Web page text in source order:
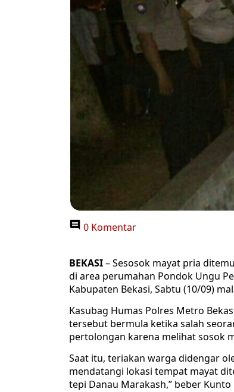
0 Komentar
BEKASI– Sesosok mayat pria
di area perumahan Pondok Ungu
Kabupaten Bekasi, Sabtu (10/09)
Kasubag Humas Polres Metro
tersebut bermula ketika salah
pertolongan karena melihat sosok
Saat itu, teriakan warga didengar
mendatangi lokasi tempat mayat
tepi Danau Marakash,” beber Kunto